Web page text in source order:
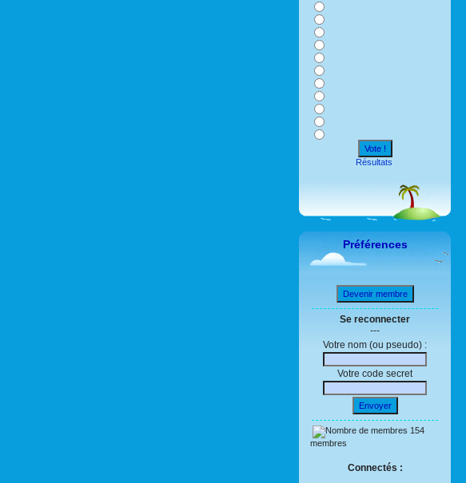
Vote !
Résultats
Préférences
Devenir membre
Se reconnecter
---
Votre nom (ou pseudo) :
Votre code secret
Envoyer
154
membres
Connectés :